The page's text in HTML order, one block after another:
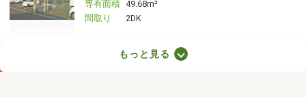
専有面積 49.68m²
間取り
2DK
鹿児島県薩摩川内市平佐町もっと見る